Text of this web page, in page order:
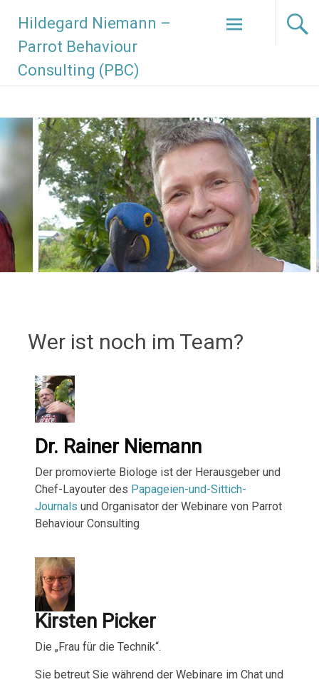
Hildegard Niemann –
Parrot Behaviour
Consulting (PBC)
Wer ist noch im Team?
Dr. Rainer Niemann
Der promovierte Biologe ist der Herausgeber und
Chef-Layouter des Papageien-und-Sittich-
Journals und Organisator der Webinare von Parrot
Behaviour Consulting
Kirsten Picker
Die „Frau für die Technik“.
Sie betreut Sie während der Webinare im Chat und